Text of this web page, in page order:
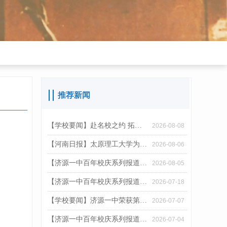
推荐新闻
2026-08-08
【学校要闻】赴名校之约 拓育人之路——我校受邀参加西湖大学2026级开学典礼
2026-08-06
【河南日报】太原理工大学为何致信感谢济源一中？
2026-08-05
【济源一中百年校庆系列报道之九】百年弦歌赓文脉 五育笃行启新章——济源一中附中教育集团办学工作纪实
2026-07-18
【济源一中百年校庆系列报道之八】食育润心护桃李 健康筑梦耀百年——济源一中健康学校建设工作纪实
2026-07-07
【学校要闻】济源一中荣获第22届“外研社杯”优秀组织单位称号
2026-07-04
【济源一中百年校庆系列报道之七】以劳铸魂践初心 科创筑梦育新人——济源一中劳动教育与科学教育融合育人工作纪实